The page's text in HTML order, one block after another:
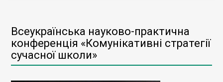
Всеукраїнська науково-практична
конференція «Комунікативні стратегії
сучасної школи»